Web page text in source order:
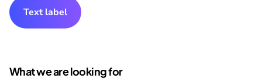
Text label
What we are looking for